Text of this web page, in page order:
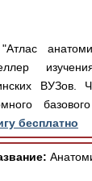
ВУЗов.
бесплатно